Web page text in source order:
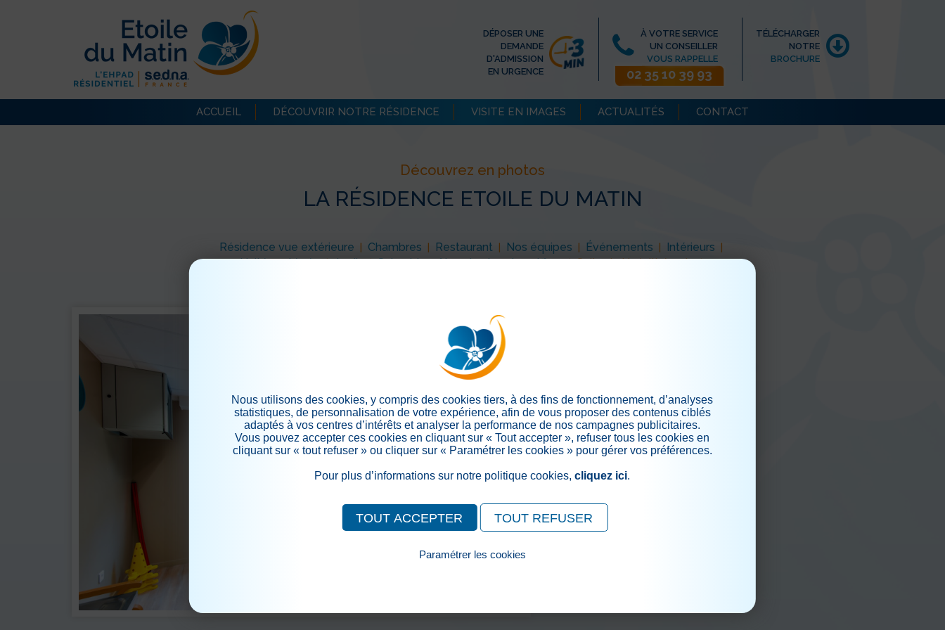
DÉPOSER UNE
DEMANDE
D'ADMISSION
EN URGENCE
À VOTRE SERVICE
UN CONSEILLER
VOUS RAPPELLE
02 35 10 39 93
TÉLÉCHARGER
NOTRE
BROCHURE
ACCUEIL DÉCOUVRIR NOTRE RÉSIDENCE VISITE EN IMAGES ACTUALITÉS CONTACT
Découvrez en photos
LA RÉSIDENCE ETOILE DU MATIN
Résidence vue extérieure | Chambres | Restaurant | Nos équipes | Événements | Intérieurs |
Unité protégée | Jardin | Salon bien-être et salon de coiffure | Salle de kinésithérapie |
Nous utilisons des cookies, y compris des cookies tiers, à des fins de fonctionnement, d’analyses
statistiques, de personnalisation de votre expérience, afin de vous proposer des contenus ciblés
adaptés à vos centres d’intérêts et analyser la performance de nos campagnes publicitaires.
Vous pouvez accepter ces cookies en cliquant sur « Tout accepter », refuser tous les cookies en
cliquant sur « tout refuser » ou cliquer sur « Paramétrer les cookies » pour gérer vos préférences.
Pour plus d’informations sur notre politique cookies,cliquez ici.
TOUT ACCEPTER TOUT REFUSER
Paramétrer les cookies